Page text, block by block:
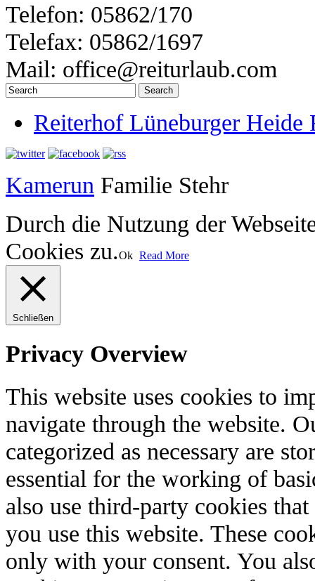
Telefon: 05862/170
Telefax: 05862/1697
Mail: office@reiturlaub.com
Reiterhof Lüneburger Heide
Kamerun Familie Stehr
Durch die Nutzung der
Cookies zu.Ok Read More
Schließen
Privacy Overview
This website uses cookies to
navigate through the website.
categorized as necessary are
essential for the working of
also use third-party cookies
you use this website. These
only with your consent. You